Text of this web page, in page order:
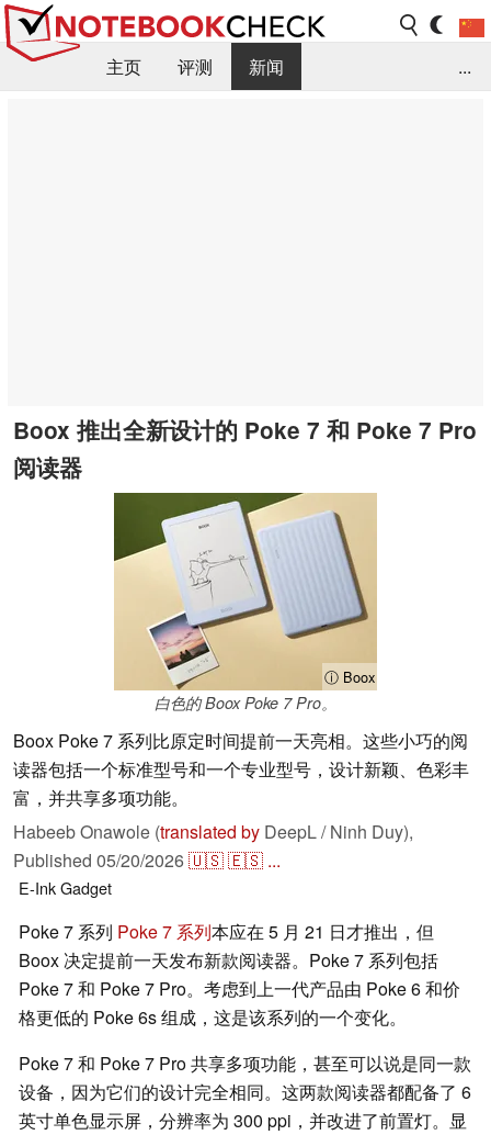
主页 评测
新闻
...
Boox 推出全新设计的 Poke 7 和 Poke 7 Pro
阅读器
ⓘ Boox
白色的 Boox Poke 7 Pro。
Boox Poke 7 系列比原定时间提前一天亮相。这些小巧的阅
读器包括一个标准型号和一个专业型号，设计新颖、色彩丰
富，并共享多项功能。
Habeeb Onawole (translated by DeepL / Ninh Duy),
Published 05/20/2026🇺🇸🇪🇸 ...
E-InkGadget
Poke 7 系列 Poke 7 系列本应在 5 月 21 日才推出，但
Boox 决定提前一天发布新款阅读器。Poke 7 系列包括
Poke 7 和 Poke 7 Pro。考虑到上一代产品由 Poke 6 和价
格更低的 Poke 6s 组成，这是该系列的一个变化。
Poke 7 和 Poke 7 Pro 共享多项功能，甚至可以说是同一款
设备，因为它们的设计完全相同。这两款阅读器都配备了 6
英寸单色显示屏，分辨率为 300 ppi，并改进了前置灯。显